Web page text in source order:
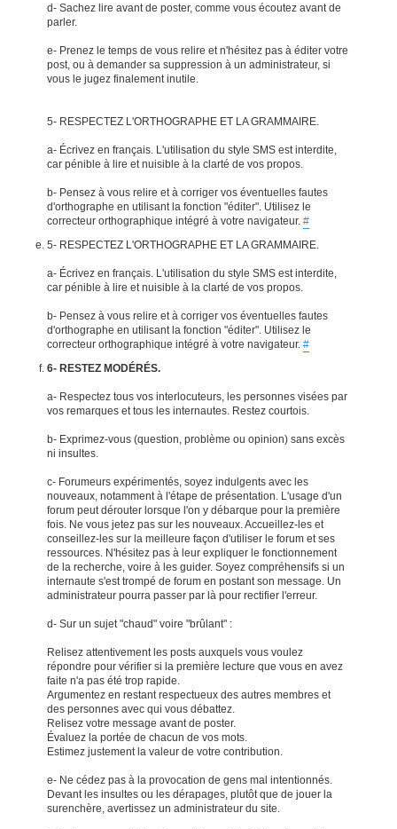
d- Sachez lire avant de poster, comme vous écoutez avant de
parler.
e- Prenez le temps de vous relire et n'hésitez pas à éditer votre
post, ou à demander sa suppression à un administrateur, si
vous le jugez finalement inutile.
5- RESPECTEZ L'ORTHOGRAPHE ET LA GRAMMAIRE.
a- Écrivez en français. L'utilisation du style SMS est interdite,
car pénible à lire et nuisible à la clarté de vos propos.
b- Pensez à vous relire et à corriger vos éventuelles fautes
d'orthographe en utilisant la fonction "éditer". Utilisez le
correcteur orthographique intégré à votre navigateur. #
5- RESPECTEZ L'ORTHOGRAPHE ET LA GRAMMAIRE.
a- Écrivez en français. L'utilisation du style SMS est interdite,
car pénible à lire et nuisible à la clarté de vos propos.
b- Pensez à vous relire et à corriger vos éventuelles fautes
d'orthographe en utilisant la fonction "éditer". Utilisez le
correcteur orthographique intégré à votre navigateur. #
6- RESTEZ MODÉRÉS.
a- Respectez tous vos interlocuteurs, les personnes visées par
vos remarques et tous les internautes. Restez courtois.
b- Exprimez-vous (question, problème ou opinion) sans excès
ni insultes.
c- Forumeurs expérimentés, soyez indulgents avec les
nouveaux, notamment à l'étape de présentation. L'usage d'un
forum peut dérouter lorsque l'on y débarque pour la première
fois. Ne vous jetez pas sur les nouveaux. Accueillez-les et
conseillez-les sur la meilleure façon d'utiliser le forum et ses
ressources. N'hésitez pas à leur expliquer le fonctionnement
de la recherche, voire à les guider. Soyez compréhensifs si un
internaute s'est trompé de forum en postant son message. Un
administrateur pourra passer par là pour rectifier l'erreur.
d- Sur un sujet "chaud" voire "brûlant" :
Relisez attentivement les posts auxquels vous voulez
répondre pour vérifier si la première lecture que vous en avez
faite n'a pas été trop rapide.
Argumentez en restant respectueux des autres membres et
des personnes avec qui vous débattez.
Relisez votre message avant de poster.
Évaluez la portée de chacun de vos mots.
Estimez justement la valeur de votre contribution.
e- Ne cédez pas à la provocation de gens mal intentionnés.
Devant les insultes ou les dérapages, plutôt que de jouer la
surenchère, avertissez un administrateur du site.